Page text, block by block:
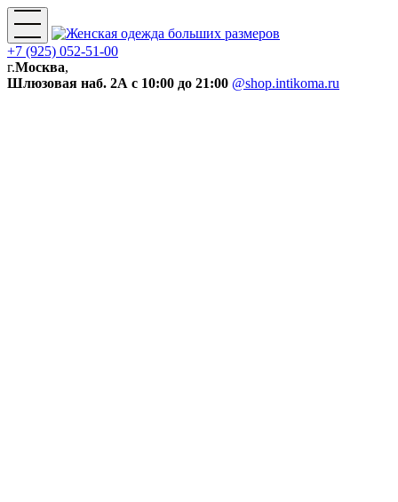
+7 (925) 052-51-00
г.Москва,
Шлюзовая наб. 2А с 10:00 до 21:00 @shop.intikoma.ru